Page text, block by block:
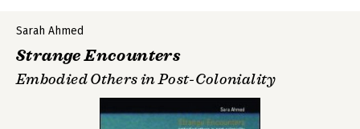
Sarah Ahmed
Strange Encounters
Embodied Others in Post-Coloniality